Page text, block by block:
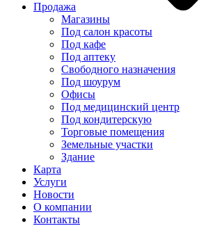
Продажа
Магазины
Под салон красоты
Под кафе
Под аптеку
Свободного назначения
Под шоурум
Офисы
Под медицинский центр
Под кондитерскую
Торговые помещения
Земельные участки
Здание
Карта
Услуги
Новости
О компании
Контакты